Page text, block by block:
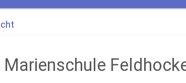
Marienschule